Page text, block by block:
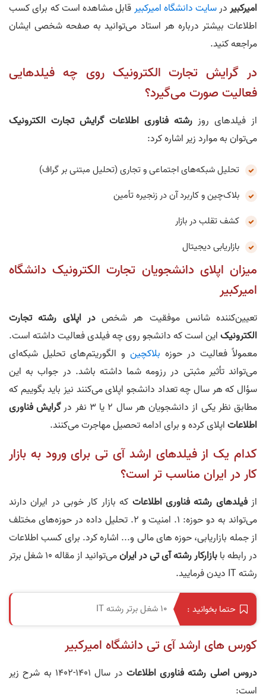
امیرکبیردرسایت دانشگاه امیرکبیرقابل مشاهده است که برای کسب
اطلاعات بیشتر درباره هر استاد می‌توانید به صفحه شخصی ایشان
مراجعه کنید.
در گرایش تجارت الکترونیک روی چه فیلدهایی
فعالیت صورت می‌گیرد؟
از فیلدهای روز رشته فناوری اطلاعات گرایش تجارت الکترونیک
می‌توان به موارد زیر اشاره کرد:
تحلیل شبکه‌های اجتماعی و تجاری (تحلیل مبتنی بر گراف)
بلاک‌چین و کاربرد آن در زنجیره تأمین
کشف تقلب در بازار
بازاریابی دیجیتال
میزان اپلای دانشجویان تجارت الکترونیک دانشگاه
امیرکبیر
تعیین‌کننده شانس موفقیت هر شخصدر اپلای رشته تجارت
الکترونیکاین است که دانشجو روی چه فیلدی فعالیت داشته است.
معمولاً فعالیت در حوزه بلاکچین و الگوریتم‌های تحلیل شبکه‌ای
می‌تواند تأثیر مثبتی در رزومه شما داشته باشد. در جواب به این
سؤال که هر سال چه تعداد دانشجو اپلای می‌کنند نیز باید بگوییم که
مطابق نظر یکی از دانشجویان هر سال 2 یا 3 نفر در
گرایش فناوری
اطلاعاتاپلای کرده و برای ادامه تحصیل مهاجرت می‌کنند.
کدام یک از فیلدهای ارشد آی‌ تی برای ورود به بازار
کار در ایران مناسب‌ تر است؟
ازفیلدهای رشته فناوری اطلاعات که بازار کار خوبی در ایران دارند
می‌تواند به دو حوزه: 1. امنیت و 2. تحلیل داده در حوزه‌های مختلف
از جمله بازاریابی، حوزه های مالی و... اشاره کرد. برای کسب اطلاعات
در رابطه بابازارکار رشته آی تی در ایران
می‌توانید از مقاله 10 شغل برتر
رشته IT دیدن فرمایید.
حتما بخوانید : 10 شغل برتر رشته IT
کورس‌ های ارشد آی‌ تی دانشگاه امیرکبیر
دروس اصلی رشته فناوری اطلاعات
در سال 1401-1402 به شرح زیر
است: